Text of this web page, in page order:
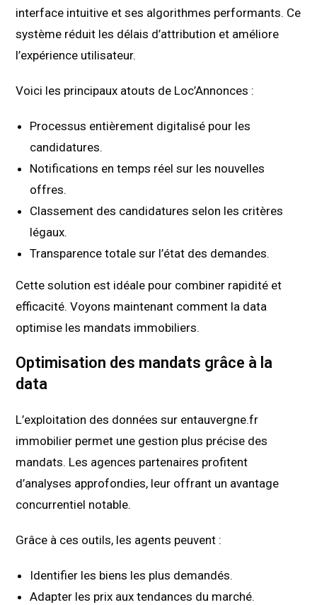
interface intuitive et ses algorithmes performants. Ce
système réduit les délais d’attribution et améliore
l’expérience utilisateur.
Voici les principaux atouts de Loc’Annonces :
Processus entièrement digitalisé pour les
candidatures.
Notifications en temps réel sur les nouvelles
offres.
Classement des candidatures selon les critères
légaux.
Transparence totale sur l’état des demandes.
Cette solution est idéale pour combiner rapidité et
efficacité. Voyons maintenant comment la data
optimise les mandats immobiliers.
Optimisation des mandats grâce à la
data
L’exploitation des données sur entauvergne.fr
immobilier permet une gestion plus précise des
mandats. Les agences partenaires profitent
d’analyses approfondies, leur offrant un avantage
concurrentiel notable.
Grâce à ces outils, les agents peuvent :
Identifier les biens les plus demandés.
Adapter les prix aux tendances du marché.